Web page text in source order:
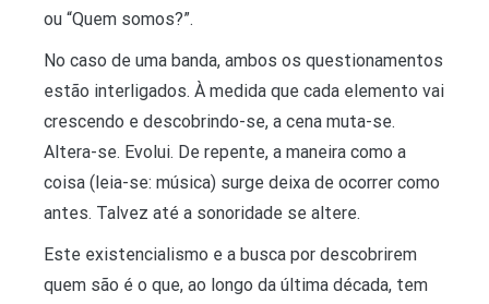
ou “Quem somos?”.
No caso de uma banda, ambos os questionamentos
estão interligados. À medida que cada elemento vai
crescendo e descobrindo-se, a cena muta-se.
Altera-se. Evolui. De repente, a maneira como a
coisa (leia-se: música) surge deixa de ocorrer como
antes. Talvez até a sonoridade se altere.
Este existencialismo e a busca por descobrirem
quem são é o que, ao longo da última década, tem